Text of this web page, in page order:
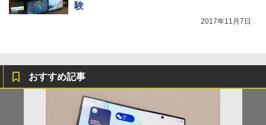
験
2017年11月7日
おすすめ記事